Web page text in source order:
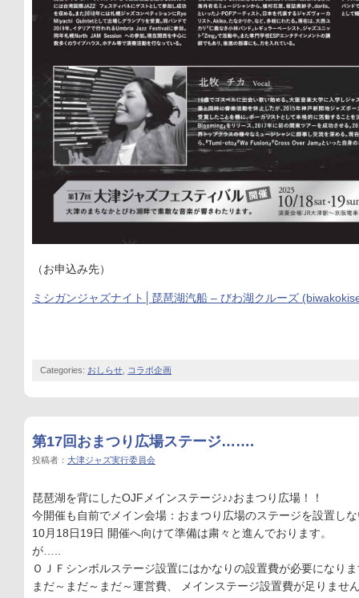
（お申込み先）
ミシガンジャズナイト│琵琶湖汽船 – びわ湖クルーズ
Categories: おしらせ コラボ企画
第17回おまつり広場ステージ…….
投稿者： 大津ジャズ実行委員会
琵琶湖を背にしたOJFメインステージ♪♪おまつり広場！！
今開催も自前でメイン会場：おまつり広場のステージを設置し
10月18日19日 開催へ向けて準備は粛々と進んでおります。
が…..
ＯＪＦシンボルステージ設置にはかなりの設置費が必要になり
まだ～まだ～まだ～運営費、 メインステージ設置費が足りませ